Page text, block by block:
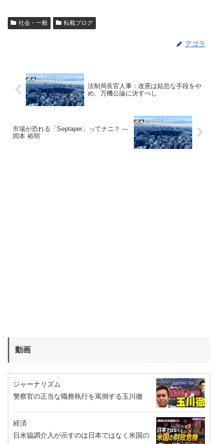
社会・一般 転載ブログ
アゴラ
法制局長官人事：改憲は姑息な手段をや
め、万機公論に決すべし
市場が恐れる「Septaper」ってナニ？ ---
岡本 裕明
動画
ジャーナリズム
警察官の正当な職務執行を罵倒する玉川徹
経済
日米協調介入が示すのは日本ではなく米国の